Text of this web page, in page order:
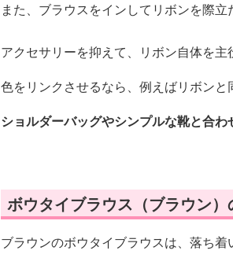
また、ブラウスをインしてリボンを際立
アクセサリーを抑えて、リボン自体を主
色をリンクさせるなら、例えばリボンと
ショルダーバッグやシンプルな靴と合わ
ボウタイブラウス（ブラウン
ブラウンのボウタイブラウスは、落ち